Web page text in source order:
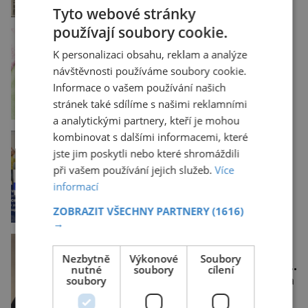
ostrovů. Mnozí skeptici to
přikládají hlavně snaze dané
místo zviditelnit a
přitáhnout k němu
pozornost záhadám
nakloněných turi
tisicereceptu.cz
Čočkový salát se
šunkou
Je lehký, zdravý, a když si k
němu dáte opečený chléb
nebo čerstvou bagetku,
bude chutnat jedna báseň.
Suroviny 250 g vaší oblíbené
čočky 150 g cherry rajčátek
1 velká červená cibule 2 lžíce
iluxus.cz
Král vín začíná třetí
dekádu
Největší český vinařský
představil nejlepší domácí
vzorků od 157 vinařů. Král
vín, který se – i pře
Kněz Bohuslav Burian:
Metody StB byly horší
než gestapácké trýznění
Ponižují ho a mlátí. Do jídla
mu přidávají drogy,
nenechají ho pořádně
Tyto webové stránky
používají soubory cookie.
K personalizaci obsahu, reklam a analýze
návštěvnosti používáme soubory cookie.
Informace o vašem používání našich
stránek také sdílíme s našimi reklamními
a analytickými partnery, kteří je mohou
kombinovat s dalšími informacemi, které
jste jim poskytli nebo které shromáždili
při vašem používání jejich služeb.Více
informací
ZOBRAZIT VŠECHNY PARTNERY(1616)
→
Nezbytně
nutné
soubory
Výkonové
soubory
Soubory
cílení